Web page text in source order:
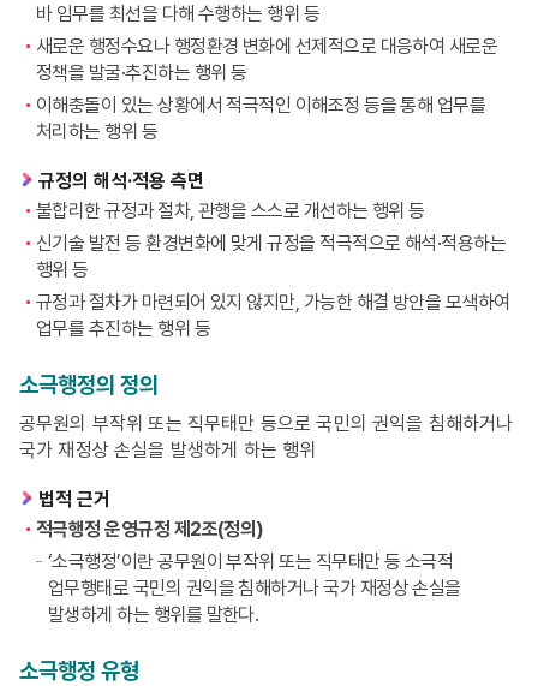
바 임무를 최선을 다해 수행하는 행위 등
새로운 행정수요나 행정환경 변화에 선제적으로 대응하여 새로운
정책을 발굴·추진하는 행위 등
이해충돌이 있는 상황에서 적극적인 이해조정 등을 통해 업무를
처리하는 행위 등
규정의 해석·적용 측면
불합리한 규정과 절차, 관행을 스스로 개선하는 행위 등
신기술 발전 등 환경변화에 맞게 규정을 적극적으로 해석·적용하는
행위 등
규정과 절차가 마련되어 있지 않지만, 가능한 해결 방안을 모색하여
업무를 추진하는 행위 등
소극행정의 정의
공무원의 부작위 또는 직무태만 등으로 국민의 권익을 침해하거나
국가 재정상 손실을 발생하게 하는 행위
법적 근거
적극행정 운영규정 제2조(정의)
‘소극행정’이란 공무원이 부작위 또는 직무태만 등 소극적
업무행태로 국민의 권익을 침해하거나 국가 재정상 손실을
발생하게 하는 행위를 말한다.
소극행정 유형